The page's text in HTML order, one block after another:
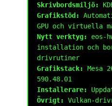
Skrivbordsmiljö:
Grafikstöd:
GPU och virtuella
Nytt verktyg:
eos-
installation och
drivrutiner
Grafikstack:
Mesa
590.48.01
Installerare:
Övrigt:
Vulkan-